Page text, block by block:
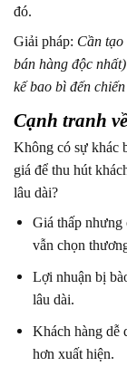
đó.
Giải pháp: Cần
bán hàng độc
kế bao bì đến
Cạnh tranh
Không có sự khác
giá để thu hút
lâu dài?
Giá thấp
vẫn chọn
Lợi nhuận bị
lâu dài.
Khách hàng dễ
hơn xuất hiện.